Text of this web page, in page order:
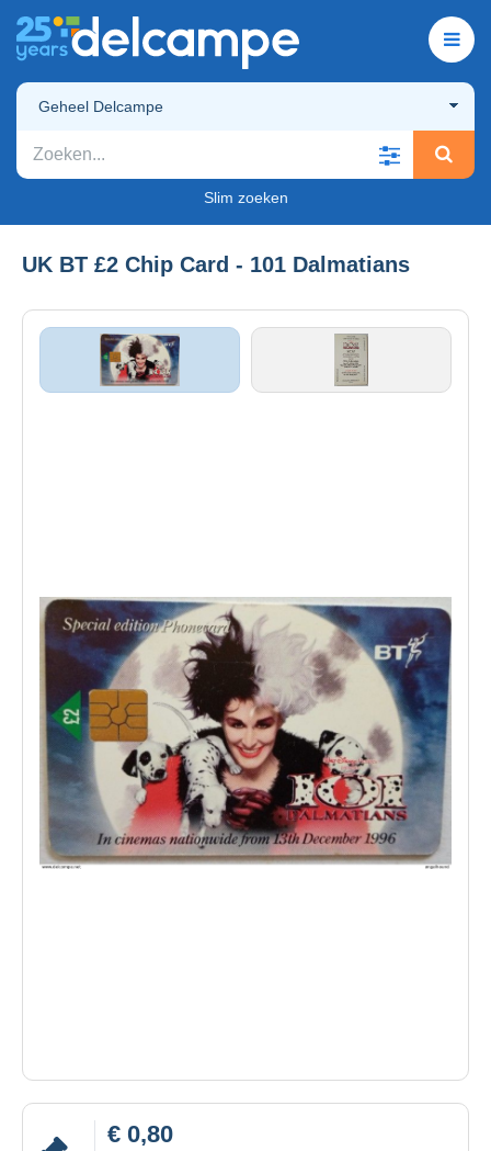
Geheel Delcampe
Slim zoeken
UK BT £2 Chip Card - 101 Dalmatians
€ 0,80